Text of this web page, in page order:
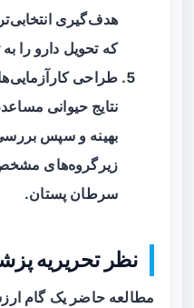
هدف‌گیری
که تحویل دارو را
نتایج حیوانی
بهینه و سپس
زیرگروه‌های مشخص
سرطان پستان.
نظر تحریریه
مطالعه حاضر یک گام